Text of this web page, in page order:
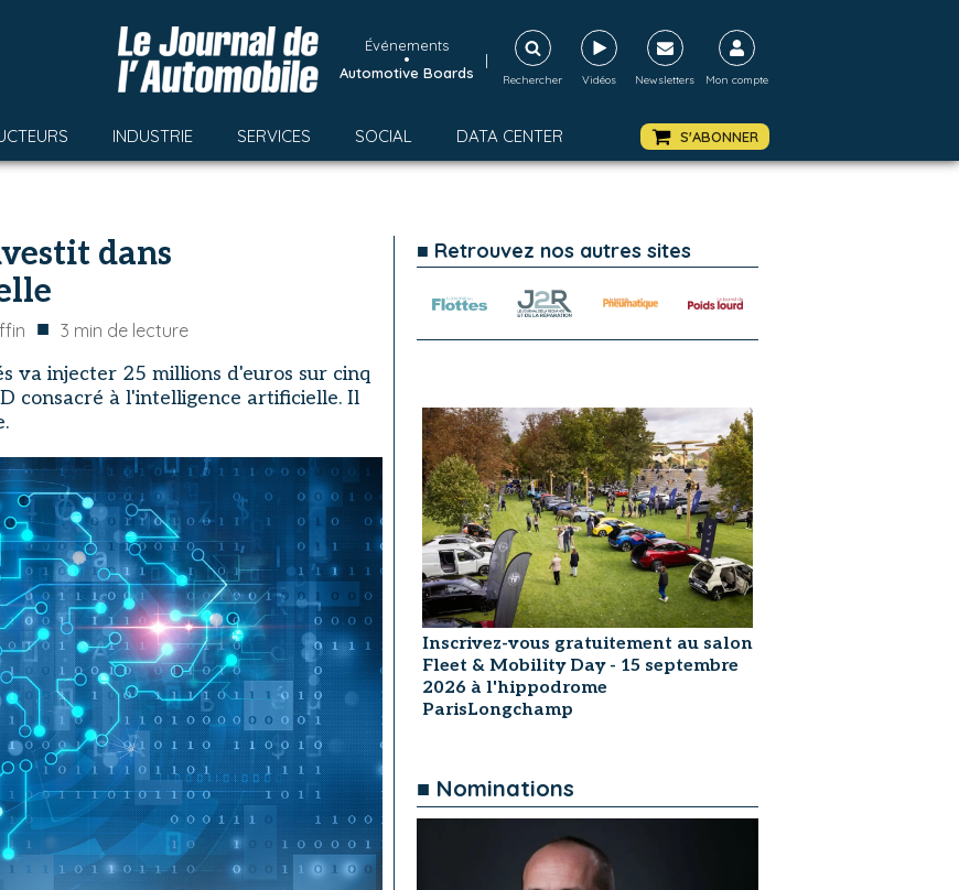
Événements
•
Automotive Boards
|
Rechercher Vidéos Newsletters Mon compte
INDUSTRIE SERVICES SOCIAL DATA CENTER S'ABONNER
dans
■ 3 min de lecture
va injecter 25 millions d'euros sur cinq
consacré à l'intelligence artificielle. Il
■ Retrouvez nos autres sites
Inscrivez-vous gratuitement au salon
Fleet & Mobility Day - 15 septembre
2026 à l'hippodrome
ParisLongchamp
■ Nominations